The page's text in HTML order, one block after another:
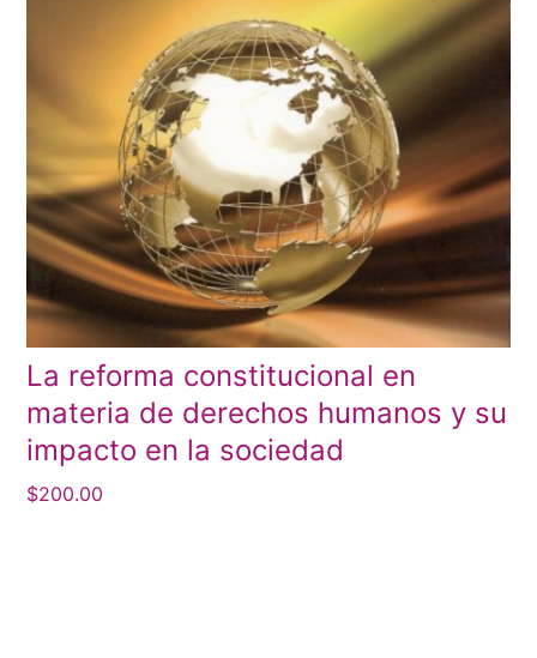
La reforma constitucional en
materia de derechos humanos y su
impacto en la sociedad
$200.00